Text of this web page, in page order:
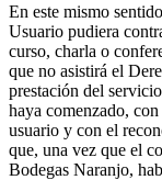
En este mismo
Usuario pudiera
curso, charla o
que no asistirá el
prestación del
haya comenzado,
usuario y con el
que, una vez que el
Bodegas Naranjo,